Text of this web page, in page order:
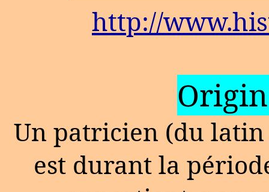
http://
Un patricien (du
est durant la